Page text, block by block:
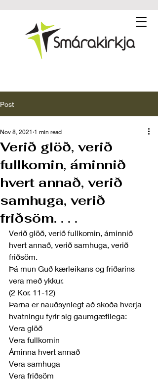
Post
Verið glöð, verið
fullkomin, áminnið
hvert annað, verið
samhuga, verið
friðsöm. . . .
Nov 8, 2021 1 min read
Verið glöð, verið fullkomin, áminnið
hvert annað, verið samhuga, verið
friðsöm.
Þá mun Guð kærleikans og friðarins
vera með ykkur.
(2 Kor. 11-12)
Þarna er nauðsynlegt að skoða hverja
hvatningu fyrir sig gaumgæfilega:
Vera glöð
Vera fullkomin
Áminna hvert annað
Vera samhuga
Vera friðsöm